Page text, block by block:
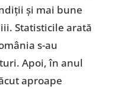
şi mai bune
Statisticile arată
s-au
Apoi, în anul
aproape